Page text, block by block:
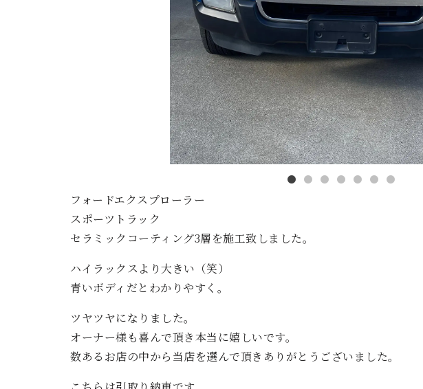
フォードエクスプローラー
スポーツトラック
セラミックコーティング3層を施工致しました。
ハイラックスより大きい（笑）
青いボディだとわかりやすく。
ツヤツヤになりました。
オーナー様も喜んで頂き本当に嬉しいです。
数あるお店の中から当店を選んで頂きありがとうございました。